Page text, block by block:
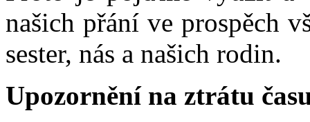
našich přání ve prospěch
sester, nás a našich rodin.
Upozornění na ztrátu